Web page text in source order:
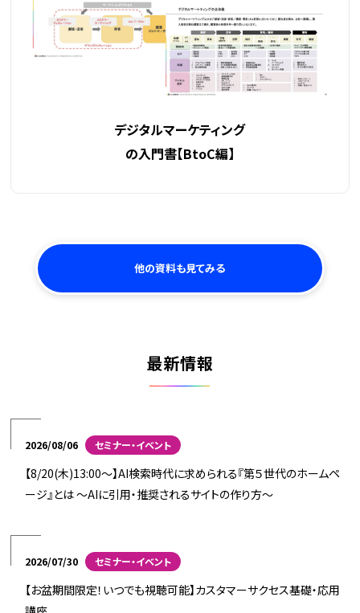
デジタルマーケティング
の入門書【BtoC編】
他の資料も見てみる
最新情報
2026/08/06 セミナー・イベント
【8/20(木)13:00～】AI検索時代に求められる『第５世代のホームペ
ージ』とは ～AIに引用・推奨されるサイトの作り方～
2026/07/30 セミナー・イベント
【お盆期間限定！いつでも視聴可能】カスタマーサクセス基礎・応用